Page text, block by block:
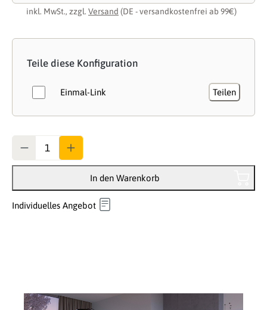
inkl. MwSt., zzgl. Versand (DE - versandkostenfrei ab 99€)
Teile diese Konfiguration
Einmal-Link Teilen
In den Warenkorb
Individuelles Angebot